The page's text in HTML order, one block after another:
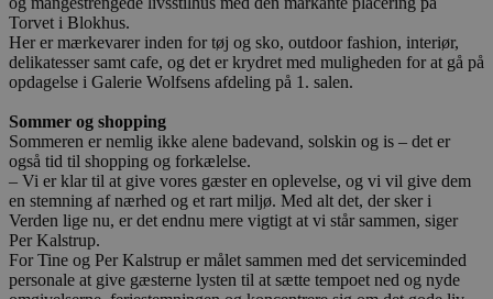
Torvet i Blokhus.
Her er mærkevarer inden for tøj og sko, outdoor fashion, interiør,
delikatesser samt cafe, og det er krydret med muligheden for at gå på
opdagelse i Galerie Wolfsens afdeling på 1. salen.
Sommer og shopping
Sommeren er nemlig ikke alene badevand, solskin og is – det er
også tid til shopping og forkælelse.
– Vi er klar til at give vores gæster en oplevelse, og vi vil give dem
en stemning af nærhed og et rart miljø. Med alt det, der sker i
Verden lige nu, er det endnu mere vigtigt at vi står sammen, siger
Per Kalstrup.
For Tine og Per Kalstrup er målet sammen med det serviceminded
personale at give gæsterne lysten til at sætte tempoet ned og nyde